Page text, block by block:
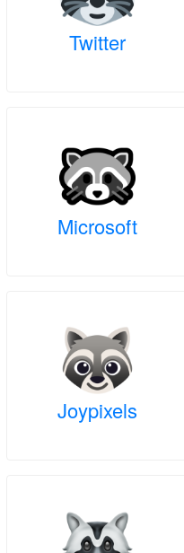
Twitter
Microsoft
Joypixels